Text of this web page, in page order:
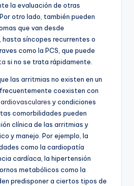
la evaluación de otras
otro lado, también pueden
que van desde
hasta síncopes recurrentes o
como la PCS, que puede
si no se trata rápidamente.
las arritmias no existen en un
coexisten con
y condiciones
comorbilidades pueden
clínica de las arritmias y
y manejo. Por ejemplo, la
como la cardiopatía
cardíaca, la hipertensión
metabólicos como la
predisponer a ciertos tipos de